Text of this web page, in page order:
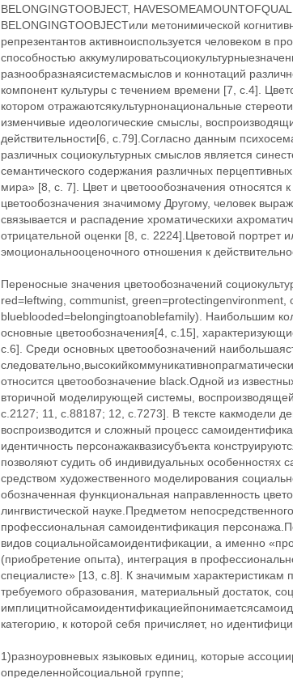
BELONGINGTOOBJECT,
BELONGINGTOOBJECTили метонимической
репрезентантов активноиспользуется человеком в
способностью
разнообразнаясистемасмыслов и коннотаций
компонент культуры с течением времени [7, с.4].
котором отражаютсякультурнонациональные
изменчивые идеологические смыслы,
действительности[6, с.79].Согласно данным
различных социокультурных смыслов является
семантического содержания различных
мира» [8, с. 7]. Цвет и цветоообозначения
цветообозначения значимому Другому, человек
связывается и распадение хроматическихи
отрицательной оценки [8, с. 2224].Цветовой портрет
эмоциональнооценочного отношения к
Переносные значения цветообозначений
red=leftwing, communist, green=protectingenvironment,
blueblooded=belongingtoanoblefamily). Наибольшим
основные цветообозначения[4, с.15],
с.6]. Среди основных цветообозначений
относится цветообозначение black.Одной из
вторичной моделирующей системы,
с.2127; 11, с.88187; 12, с.7273]. В тексте какмодели
воспроизводится и сложный процесс
идентичность персонажаквазисубъекта
позволяют судить об индивидуальных
средством художественного моделирования
обозначенная функциональная направленность
лингвистической науке.Предметом
профессиональная самоидентификация
видов социальнойсамоидентификации, а именно
(приобретение опыта), интеграция в
специалисте» [13, c.8]. К значимым характеристикам
требуемого образования, материальный достаток,
категорию, к которой себя причисляет, но
1)разноуровневых языковых единиц, которые
определеннойсоциальной группе;